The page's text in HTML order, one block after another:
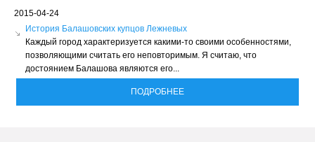
2015-04-24
История Балашовских купцов Лежневых
Каждый город характеризуется какими-то своими особенностями,
позволяющими считать его неповторимым. Я считаю, что
достоянием Балашова являются его...
ПОДРОБНЕЕ